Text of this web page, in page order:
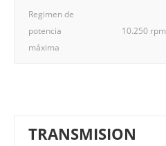
Regimen de
potencia
máxima
10.250 rpm
TRANSMISION